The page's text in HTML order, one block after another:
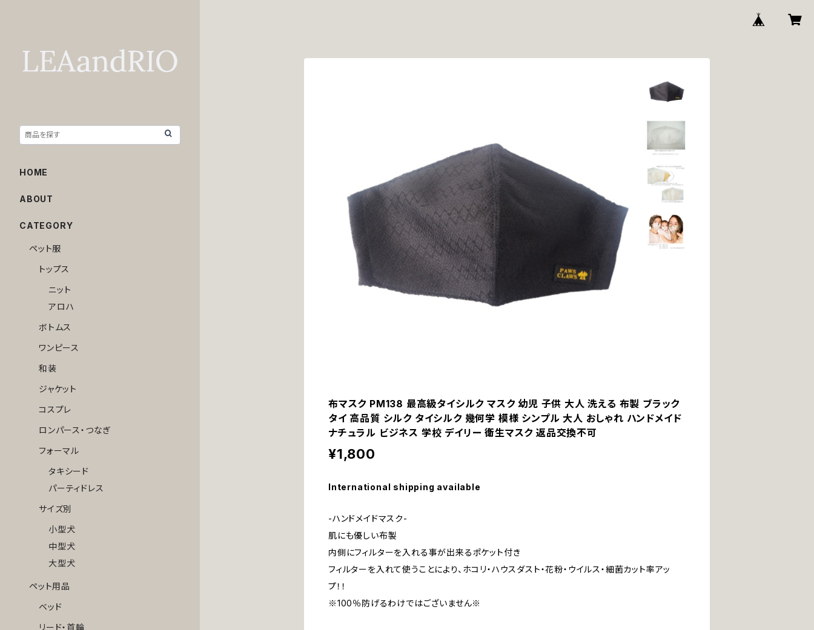
布マスク PM138 最高級タイシルク マスク 幼児 子供 大人 洗える 布製 ブラック
タイ 高品質 シルク タイシルク 幾何学 模様 シンプル 大人 おしゃれ ハンドメイド
ナチュラル ビジネス 学校 デイリー 衛生マスク 返品交換不可
¥1,800
International shipping available
-ハンドメイドマスク-
肌にも優しい布製
内側にフィルターを入れる事が出来るポケット付き
フィルターを入れて使うことにより、ホコリ・ハウスダスト・花粉・ウイルス・細菌カット率アッ
プ！！
※100％防げるわけではございません※
HOME
ABOUT
CATEGORY
ペット服
トップス
ニット
アロハ
ボトムス
ワンピース
和装
ジャケット
コスプレ
ロンパース・つなぎ
フォーマル
タキシード
パーティドレス
サイズ別
小型犬
中型犬
大型犬
ペット用品
ベッド
リード・首輪